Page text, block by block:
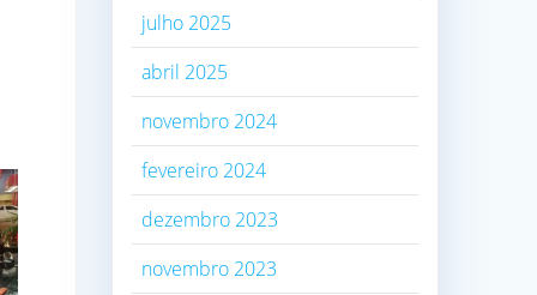
julho 2025
abril 2025
novembro 2024
fevereiro 2024
dezembro 2023
novembro 2023